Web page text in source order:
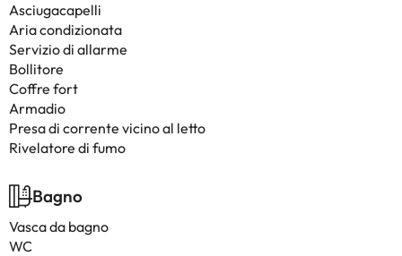
Asciugacapelli
Aria condizionata
Servizio di allarme
Bollitore
Coffre fort
Armadio
Presa di corrente vicino al letto
Rivelatore di fumo
Bagno
Vasca da bagno
WC